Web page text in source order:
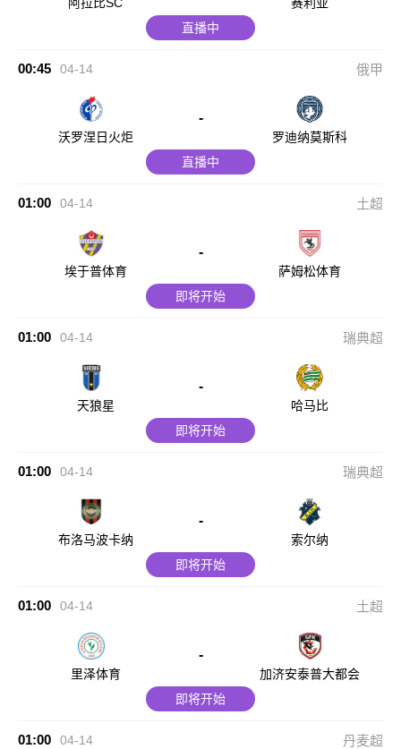
直播中
00:45 04-14 俄甲
沃罗涅日火炬
-
罗迪纳莫斯科
直播中
01:00 04-14 土超
埃于普体育
-
萨姆松体育
即将开始
01:00 04-14 瑞典超
天狼星
-
哈马比
即将开始
01:00 04-14 瑞典超
布洛马波卡纳
-
索尔纳
即将开始
01:00 04-14 土超
里泽体育
-
加济安泰普大都会
即将开始
01:00 04-14 丹麦超